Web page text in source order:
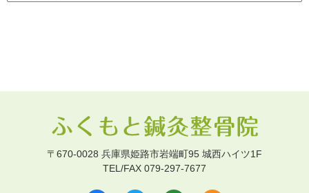
〒670-0028 兵庫県姫路市岩端町95 城西ハイツ1F
TEL/FAX 079-297-7677